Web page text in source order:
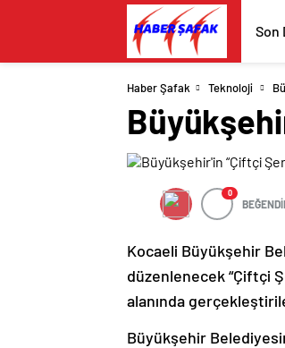
Son
Haber Şafak Teknoloji
0
Kocaeli Büyükşehir
düzenlenecek “Çiftçi
alanında
Büyükşehir